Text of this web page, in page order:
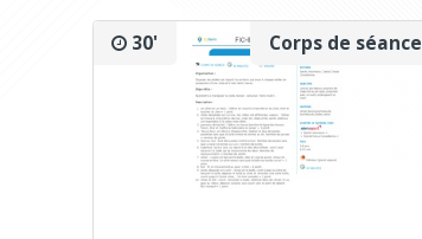
Corps de séance
30'